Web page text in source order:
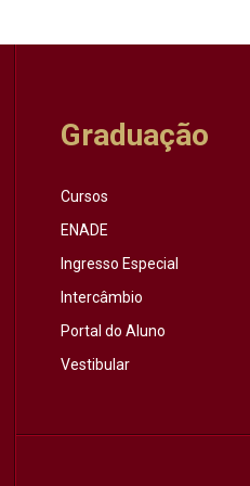
Graduação
Cursos
ENADE
Ingresso Especial
Intercâmbio
Portal do Aluno
Vestibular